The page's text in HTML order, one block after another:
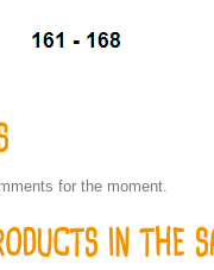
for the moment.
IN THE